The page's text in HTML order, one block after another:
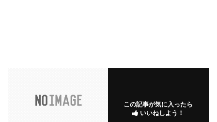
この記事が気に入ったら
いいねしよう！